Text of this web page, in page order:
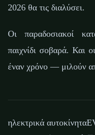
2026 θα τις διαλύσει.
Οι παραδοσιακοί
παιχνίδι σοβαρά. Και
έναν χρόνο — μιλούν
ηλεκτρικά αυτοκίνητα